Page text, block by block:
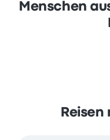
Menschen
Reisen